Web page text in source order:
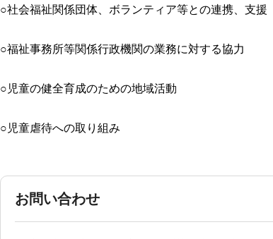
○社会福祉関係団体、ボランティア等との連携、支援
○福祉事務所等関係行政機関の業務に対する協力
○児童の健全育成のための地域活動
○児童虐待への取り組み
お問い合わせ